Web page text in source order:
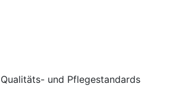
und Pflegestandards